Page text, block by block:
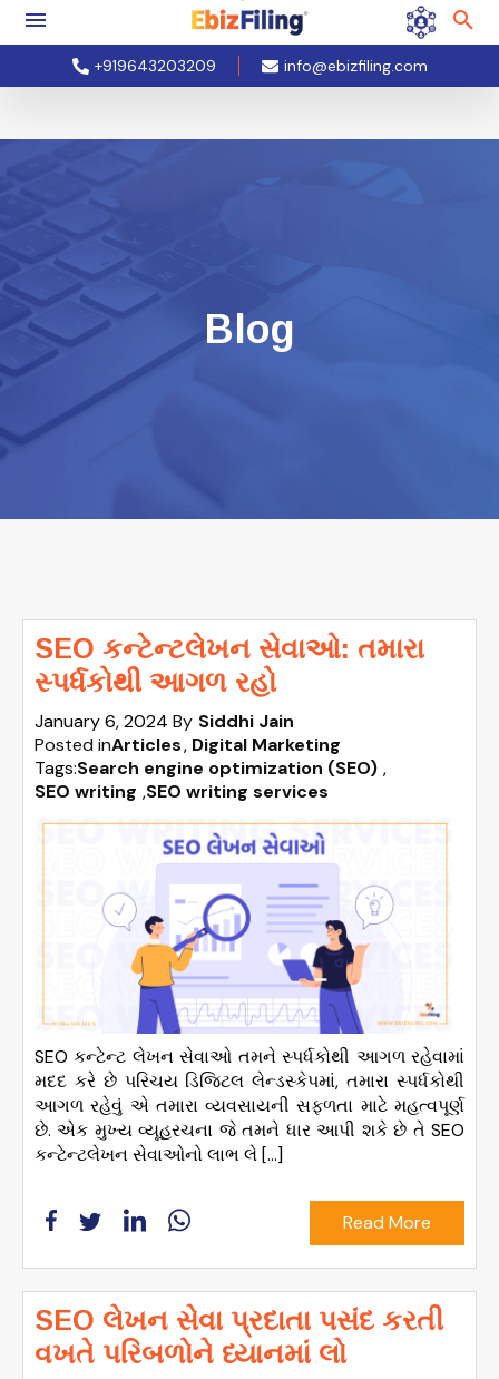
+919643203209 info@ebizfiling.com
Blog
SEO કન્ટેન્ટલેખન સેવાઓ: તમારા
સ્પર્ધકોથી આગળ રહો
January 6, 2024 By Siddhi Jain
Posted inArticles Digital Marketing
Tags:Search engine optimization (SEO) ,
SEO writing ,SEO writing services
SEO કન્ટેન્ટ લેખન સેવાઓ તમને સ્પર્ધકોથી આગળ રહેવામાં
મદદ કરે છે પરિચય ડિજિટલ લેન્ડસ્કેપમાં, તમારા સ્પર્ધકોથી
આગળ રહેવું એ તમારા વ્યવસાયની સફળતા માટે મહત્વપૂર્ણ
છે. એક મુખ્ય વ્યૂહરચના જે તમને ધાર આપી શકે છે તે SEO
કન્ટેન્ટલેખન સેવાઓનો લાભ લે […]
Read More
SEO લેખન સેવા પ્રદાતા પસંદ કરતી
વખતે પરિબળોને ધ્યાનમાં લો